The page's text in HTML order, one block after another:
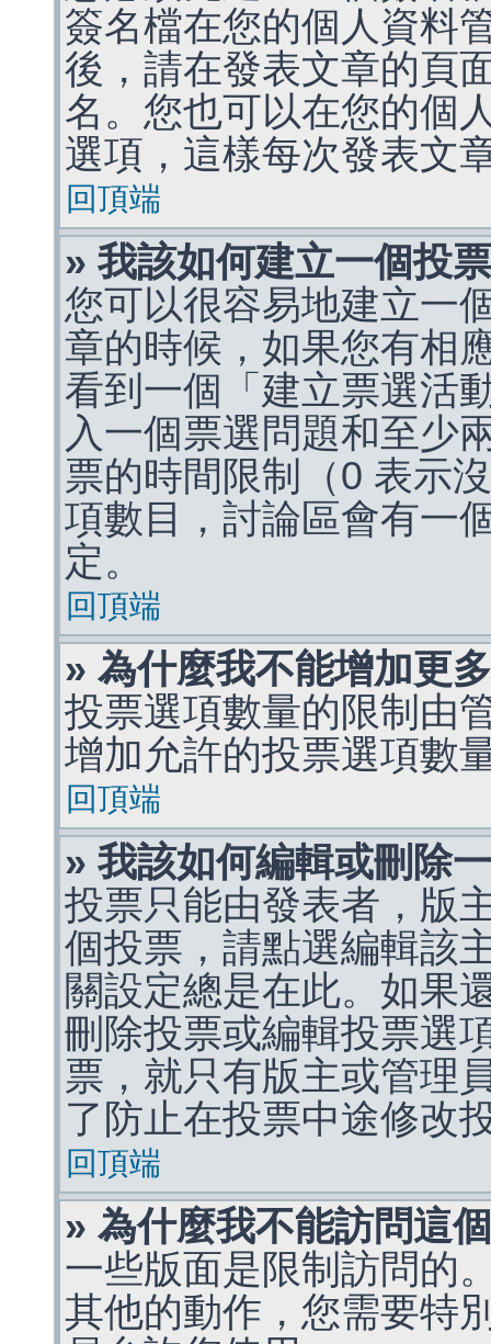
簽名檔在您的個人資料
後，請在發表文章的頁
名。您也可以在您的個
選項，這樣每次發表文
回頂端
» 我該如何建立一個投
您可以很容易地建立一
章的時候，如果您有相
看到一個「建立票選活
入一個票選問題和至少
票的時間限制（0 表示
項數目，討論區會有一
定。
回頂端
» 為什麼我不能增加更
投票選項數量的限制由
增加允許的投票選項數
回頂端
» 我該如何編輯或刪除
投票只能由發表者，版
個投票，請點選編輯該
關設定總是在此。如果
刪除投票或編輯投票選
票，就只有版主或管理
了防止在投票中途修改
回頂端
» 為什麼我不能訪問這
一些版面是限制訪問的
其他的動作，您需要特